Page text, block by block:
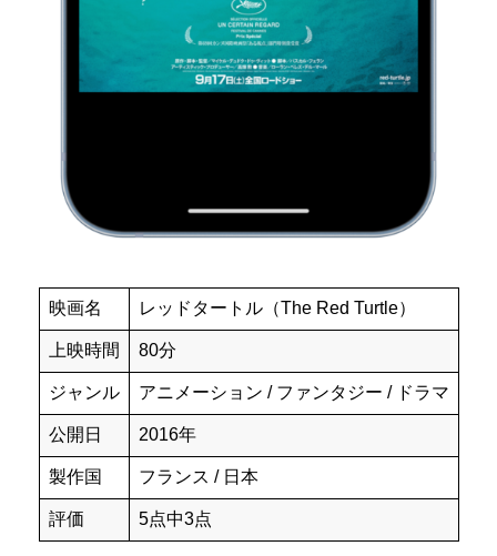
映画名 レッドタートル（The Red Turtle）
上映時間 80分
ジャンル アニメーション / ファンタジー / ドラマ
公開日 2016年
製作国 フランス / 日本
評価 5点中3点